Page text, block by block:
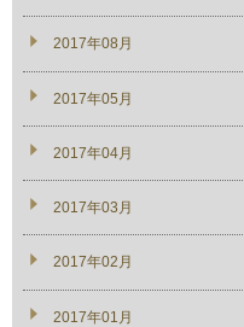
2017年08月
2017年05月
2017年04月
2017年03月
2017年02月
2017年01月